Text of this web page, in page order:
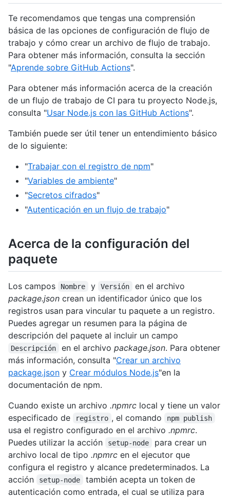
Te recomendamos que tengas una comprensión
básica de las opciones de configuración de flujo de
trabajo y cómo crear un archivo de flujo de trabajo.
Para obtener más información, consulta la sección
"Aprende sobre GitHub Actions".
Para obtener más información acerca de la creación
de un flujo de trabajo de CI para tu proyecto Node.js,
consulta "Usar Node.js con las GitHub Actions".
También puede ser útil tener un entendimiento básico
de lo siguiente:
"Trabajar con el registro de npm"
"Variables de ambiente"
"Secretos cifrados"
"Autenticación en un flujo de trabajo"
Acerca de la configuración del
paquete
Los campos Nombre y Versión
en el archivo
package.json crean un identificador único que los
registros usan para vincular tu paquete a un registro.
Puedes agregar un resumen para la página de
descripción del paquete al incluir un campo
Descripción en el archivo package.json. Para obtener
más información, consulta "Crear un archivo
package.json y Crear módulos Node.js"en la
documentación de npm.
Cuando existe un archivo .npmrc local y tiene un valor
especificado de
registro , el comando npm publish
usa el registro configurado en el archivo .npmrc.
Puedes utilizar la acción
setup-node
para crear un
archivo local de tipo .npmrc en el ejecutor que
configura el registro y alcance predeterminados. La
acción
setup-node
también acepta un token de
autenticación como entrada, el cual se utiliza para